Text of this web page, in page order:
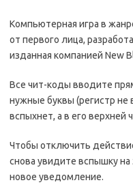
Компьютерная игра в
от первого лица,
изданная компанией New
Все чит-коды вводите
нужные буквы (регистр не
вспыхнет, а в его верхней
Чтобы отключить
снова увидите вспышку на
новое уведомление.